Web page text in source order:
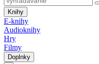
Knihy
E-knihy
Audioknihy
Hry
Filmy
Doplnky